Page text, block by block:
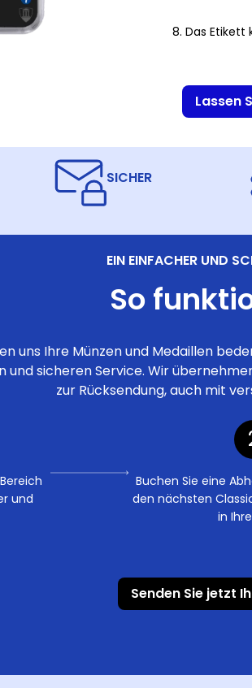
Das Etikett
Lassen
SICHER
EIN EINFACHER UND
So
uns Ihre Münzen und Medaillen
und sicheren Service. Wir
zur Rücksendung, auch mit
und
Buchen Sie eine
den nächsten
in
Senden Sie jetzt